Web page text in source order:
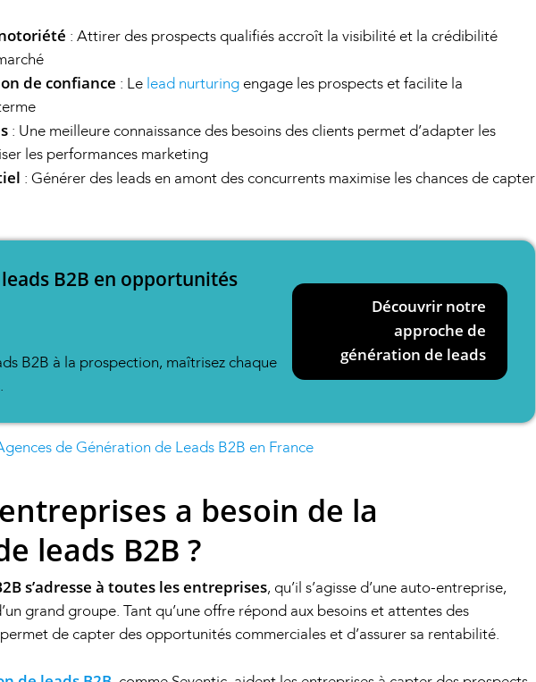
: Attirer des prospects qualifiés accroît la visibilité et la crédibilité
de confiance : Le lead nurturing engage les prospects et facilite la
: Une meilleure connaissance des besoins des clients permet d’adapter les
les performances marketing
: Générer des leads en amont des concurrents maximise les chances de capter
B2B en opportunités
B2B à la prospection, maîtrisez chaque
Découvrir notre
approche de
génération de leads
de Génération de Leads B2B en France
a besoin de la
leads B2B ?
s’adresse à toutes les entreprises, qu’il s’agisse d’une auto-entreprise,
grand groupe. Tant qu’une offre répond aux besoins et attentes des
de capter des opportunités commerciales et d’assurer sa rentabilité.